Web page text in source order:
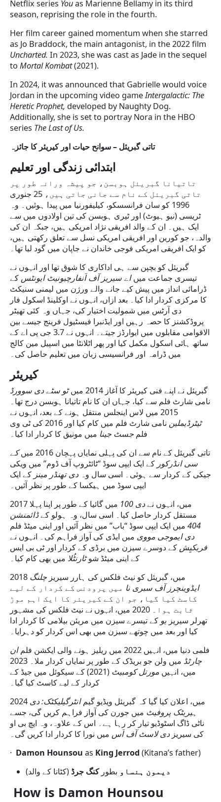
Netflix series Youas Marienne Bellamy in its third
season, reprising the role in the fourth.
Her film career gained momentum when she starred
as Jo Braddock, the main antagonist, in the 2022 film
Uncharted. In 2023, she was cast as Jade in the sequel
to Mortal Kombat(2021).
In 2024, it was announced that Gabrielle would voice
Jordan in the upcoming video gameIntergalactic: The
Heretic Prophet, developed by Naughty Dog.
Additionally, she is set to portray Nora in the HBO
series The Last of Us.
تاتی گبریئل – سوانح حیات اور کیریئر کا جائزہ
ابتدائی زندگی اور تعلیم
تاتیانا گبریئل ہوبسن، جو پیشہ ورانہ طور پر
تاتی گبریئل کے نام سے جانی جاتی ہیں، 25 جنوری
1996 کو سان فرانسسکو، کیلیفورنیا میں پیدا ہوئیں۔ وہ
ٹریسی (نیو ہیوٹ) اور ٹیری ہوبسن کی تین اولادوں میں سے
ایک ہیں۔ ان کے والد افریقی نژاد امریکی ہیں، جبکہ ان کی
والدہ، جو کورین اور افریقی امریکی نسل سے تعلق رکھتی ہیں،
کو ایک افریقی امریکی فوجی خاندان نے جاپان میں گود لیا تھا۔
گبریئل کو بچپن سے ہی اداکاری کا شوق تھا اور انہوں نے
تیسری جماعت میںاے سیریز آف اَنفارچیونیٹ ایونٹس کے
ڈرامائی انداز میں پیش کیے جانے والے ورژن میں لیمنی سنیکٹ
کا مرکزی کردار ادا کیا۔ بعد ازاں، انہوں نے اوکلینڈ اسکول فار
دی آرٹس میں شمولیت اختیار کی، جہاں وہ کئی تھیٹر
پروڈکشنز کا حصہ رہیں اور ایڈنبرا فیسٹیول فرینج جیسے بین
الاقوامی مقابلوں میں ایوارڈز جیتے۔ انہوں نے 3.7 جی پی اے کے
ساتھ ہائی اسکول مکمل کیا اور پھر اٹلانٹا میں اسپیل مین کالج
میں ڈرامہ اور فرانسیسی زبان میں تعلیم حاصل کی۔
کیریئر
گبریئل نے اپنے فنی کیریئر کا آغاز 2014 میں
ٹو سٹے دی سوورڈ
نامی شارٹ فلم سے کیا، جہاں ان کا نام تاتیانا ہوبسن درج تھا۔
2015 میں لاس اینجلس منتقل ہونے کے بعد، انہوں نے
ٹیٹرڈیملین
نامی شارٹ فلم میں کام کیا اور 2016 کی ٹی وی
فلم جسٹ جینا میں مونیق کا کردار ادا کیا۔
تاتی گبریئل کے نام سے ان کی پہلی نمایاں پہچان 2016 میں
کے
سی انڈرکور کے ایک ایپی سوڈ “ٹائٹروپ آف ڈوم” میں ویکی
جیکی کے کردار سے ہوئی۔ اسی سال وہ دی تھنڈر مینز کے ایک
ایپی سوڈ میں ہیکسا کے طور پر نظر آئیں۔
2017 میں، انہوں نےدی 100
میں گائیا کے طور پر اپنا پہلا
مستقل کردار حاصل کیا۔ اسی سال، وہ ہولو کےڈائمنشن
404 میں ایک ایپی سوڈ “باب” میں نظر آئیں اور اینی میٹڈ فلم
دی ایموجی مووی میں ایڈی کی آواز فراہم کی۔ انہوں نے
فریکیِش کے دوسرے سیزن میں برڈی کے کردار اور ٹی بی ایس
کے اینی میٹڈ شوٹارنٹُلا میں بھی کام کیا۔
2018 میں، گبریئل کو نیٹ فلکس کی ہارر سیریز چلنگ
ایڈوینچرز آف سبری نا میں پرودنس کے کردار کے لیے
کاسٹ کیا گیا، جو ان کے کیریئر کا ایک اہم موڑ
ثابت ہوا۔ 2020 میں، انہوں نے نیٹ فلکس کی مشہور
تھرلر سیریز یو کے تیسرے سیزن میں مریئن بیلامی کا کردار ادا
کیا اور بعد میں چوتھے سیزن میں بھی اس کردار کو دہرایا۔
فلمی دنیا میں، انہیں 2022 میں ریلیز ہونے والی ایکشن فلم
ان
چارٹڈ
میں ولن جو بریڈک کے طور پر نمایاں کردار ملا۔ 2023
میں، انہیں مورتل کومبیٹ
(2021) کے سیکوئل میں جیڈ کے
کردار کے لیے کاسٹ کیا گیا۔
2024 میں، اعلان کیا گیا کہ گبریئل ویڈیو گیمانٹرگیلیکٹک: دی
ہیریٹک پروفیٹ میں جورن کی آواز فراہم کریں گی، جسے
ناٹی ڈاگ اسٹوڈیو تیار کر رہا ہے۔ اس کے علاوہ، وہ ایچ بی او
کی سیریز دی لاسٹ آف اَس میں نورا کا کردار ادا کریں گی۔
· Damon Hounsou as King Jerrod (Kitana’s father)
دیمون ہنساو بطورکنگ جرڈ (کٹانا کے والد)
How is Damon Hounsou